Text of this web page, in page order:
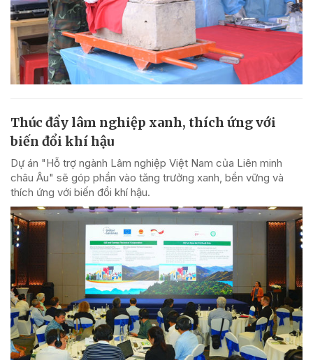
Thúc đẩy lâm nghiệp xanh, thích ứng với
biến đổi khí hậu
Dự án "Hỗ trợ ngành Lâm nghiệp Việt Nam của Liên minh
châu Âu" sẽ góp phần vào tăng trưởng xanh, bền vững và
thích ứng với biến đổi khí hậu.